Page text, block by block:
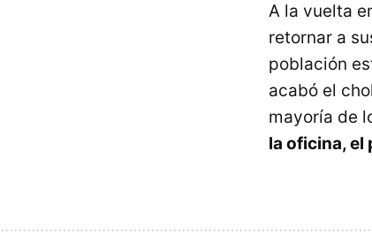
A la vuelta
retornar a
población
acabó el
mayoría de
la oficina, el